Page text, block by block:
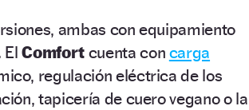
ambas con equipamiento
ElComfort cuenta con carga
regulación eléctrica de los
tapicería de cuero vegano o la